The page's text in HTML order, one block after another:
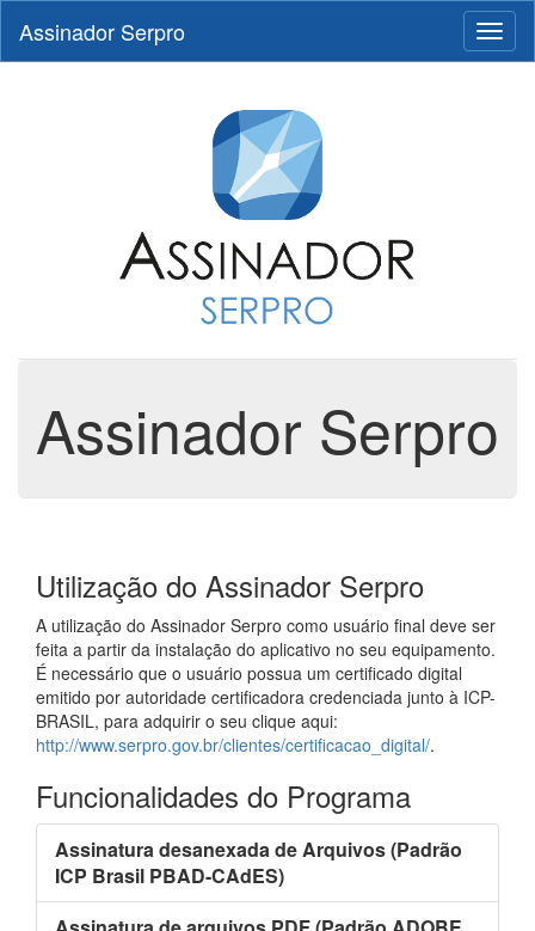
Assinador Serpro
Assinador Serpro
Utilização do Assinador Serpro
A utilização do Assinador Serpro como usuário final deve ser
feita a partir da instalação do aplicativo no seu equipamento.
É necessário que o usuário possua um certificado digital
emitido por autoridade certificadora credenciada junto à ICP-
BRASIL, para adquirir o seu clique aqui:
http://www.serpro.gov.br/clientes/certificacao_digital/.
Funcionalidades do Programa
Assinatura desanexada de Arquivos (Padrão
ICP Brasil PBAD-CAdES)